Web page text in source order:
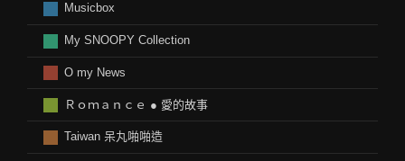
Musicbox
My SNOOPY Collection
O my News
Ｒｏｍａｎｃｅ ● 愛的故事
Taiwan 呆丸啪啪造